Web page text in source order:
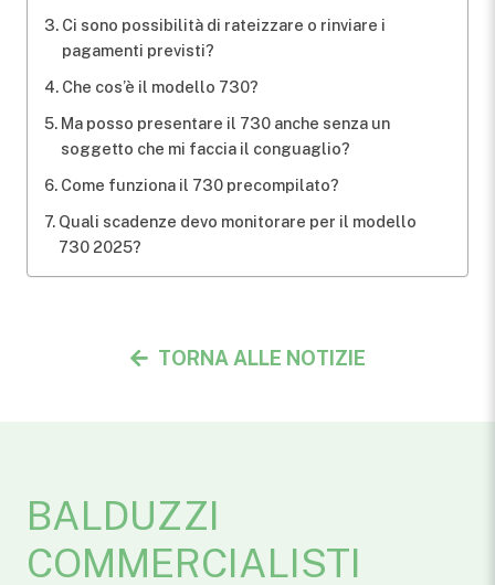
Ci sono possibilità di rateizzare o rinviare i
pagamenti previsti?
Che cos’è il modello 730?
Ma posso presentare il 730 anche senza un
soggetto che mi faccia il conguaglio?
Come funziona il 730 precompilato?
Quali scadenze devo monitorare per il modello
730 2025?
TORNA ALLE NOTIZIE
BALDUZZI
COMMERCIALISTI